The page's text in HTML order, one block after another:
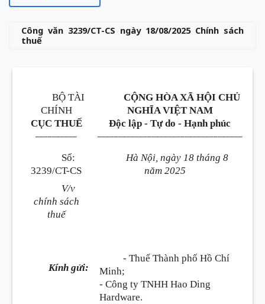
Công văn 3239/CT-CS ngày 18/08/2025 Chính sách
thuế
BỘ TÀI
CHÍNH
CỤC THUẾ
CỘNG HÒA XÃ HỘI CHỦ
NGHĨA VIỆT NAM
Độc lập - Tự do - Hạnh phúc
Số:
3239/CT-CS
V/v
chính sách
thuế
Hà Nội, ngày 18 tháng 8
năm 2025
Kính gửi:
- Thuế Thành phố Hồ Chí
Minh;
- Công ty TNHH Hao Ding
Hardware.